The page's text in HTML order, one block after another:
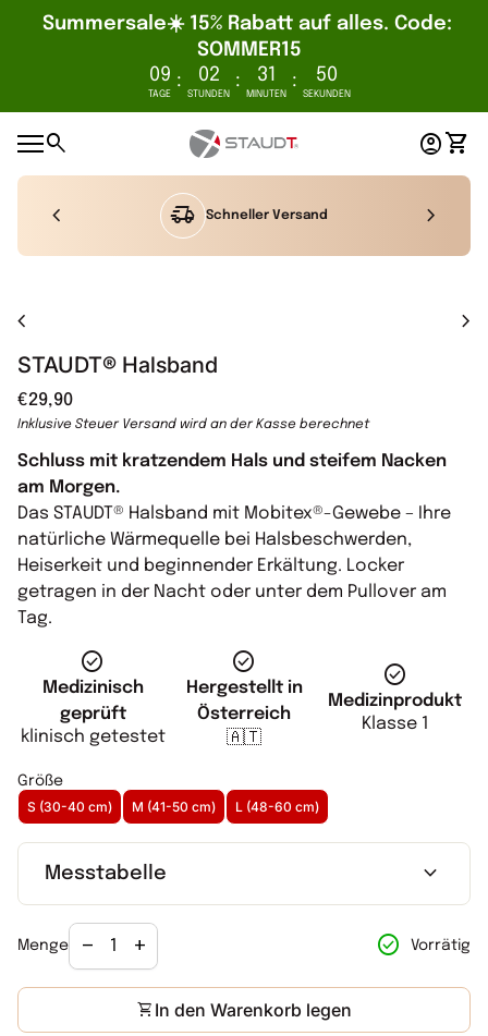
Summersale☀️ 15% Rabatt auf alles. Code:
SOMMER15
09
TAGE
: 02
STUNDEN
: 31
MINUTEN
: 49
SEKUNDEN
Mobile Navigation
search Startseite Konto
account_circleshopping_cart
delivery_truck_speed Schneller Versand
chevron_left chevron_right
chevron_left chevron_right
STAUDT® Halsband
Regulärer Preis
€29,90
Inklusive Steuer Versand wird an der Kasse berechnet
Schluss mit kratzendem Hals und steifem Nacken
am Morgen.
Das STAUDT® Halsband mit Mobitex®-Gewebe – Ihre
natürliche Wärmequelle bei Halsbeschwerden,
Heiserkeit und beginnender Erkältung. Locker
getragen in der Nacht oder unter dem Pullover am
Tag.
check_circle
Medizinisch
geprüft
klinisch getestet
check_circle
Hergestellt in
Österreich
🇦🇹
check_circle
Medizinprodukt
Klasse 1
Größe
S (30-40 cm) M (41-50 cm) L (48-60 cm)
Messtabelle expand_more
Menge
Verringerung der Menge für
remove
Menge erhöhen für
add check_circle Vorrätig
shopping_cart In den Warenkorb legen